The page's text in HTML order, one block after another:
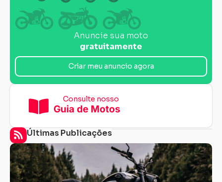
Anuncie sua moto
gratuitamente
Criar meu anuncio agora
Consulte nosso
Guia de Motos
Últimas Publicações